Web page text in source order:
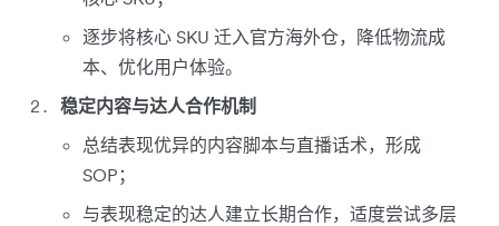
逐步将核心 SKU 迁入官方海外仓，降低物流成
本、优化用户体验。
稳定内容与达人合作机制
总结表现优异的内容脚本与直播话术，形成
SOP；
与表现稳定的达人建立长期合作，适度尝试多层